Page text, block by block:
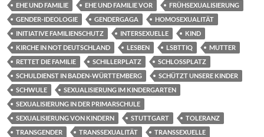
EHE UND FAMILIE
EHE UND FAMILIE VOR
FRÜHSEXUALISIERUNG
GENDER-IDEOLOGIE
GENDERGAGA
HOMOSEXUALITÄT
INITIATIVE FAMILIENSCHUTZ
INTERSEXUELLE
KIND
KIRCHE IN NOT DEUTSCHLAND
LESBEN LSBTTIQ
MUTTER
RETTET DIE FAMILIE
SCHILLERPLATZ
SCHLOSSPLATZ
SCHULDIENST IN BADEN-WÜRTTEMBERG
SCHÜTZT UNSERE KINDER
SCHWULE
SEXUALISIERUNG IM KINDERGARTEN
SEXUALISIERUNG IN DER PRIMARSCHULE
SEXUALISIERUNG VON KINDERN
STUTTGART
TOLERANZ
TRANSGENDER
TRANSSEXUALITÄT
TRANSSEXUELLE